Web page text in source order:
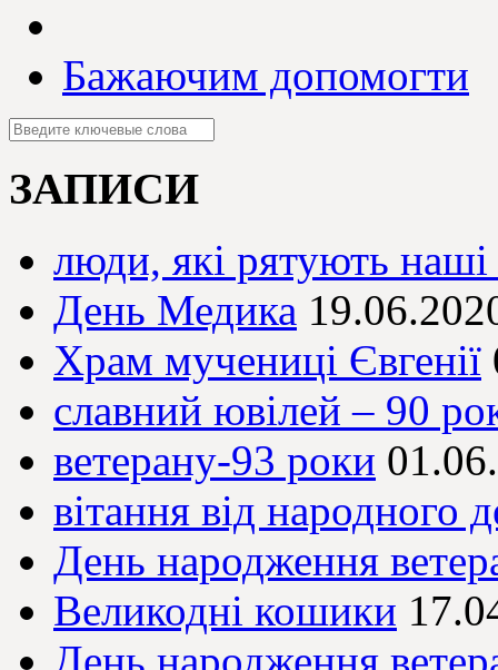
Бажаючим допомогти
ЗАПИСИ
люди, які рятують
День Медика
Храм мучениці Євгенії
славний ювілей – 90
ветерану-93 роки
вітання від народного
День народження
Великодні кошики